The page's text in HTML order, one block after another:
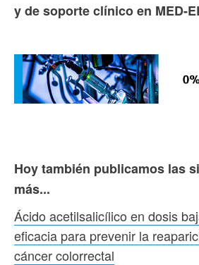
y de soporte clínico en MED-
Hoy también publicamos las
más...
Ácido acetilsalicílico en dosis
eficacia para prevenir la
cáncer colorrectal